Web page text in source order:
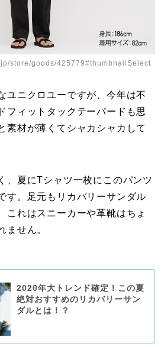
store/goods/425779#thumbnailSelect
ユニクロユーですが、今年は不
フィットタックテーパードも思
素材が薄くてシャカシャカして
、夏にTシャツ一枚にこのパンツ
す。足元もリカバリーサンダル
これはスニーカーや革靴はちょ
ません。
2020年大トレンド確定！この夏
絶対おすすめのリカバリーサン
ダルとは！？